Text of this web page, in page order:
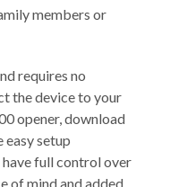
members or
requires no
the device to your
opener, download
setup
full control over
of mind and added